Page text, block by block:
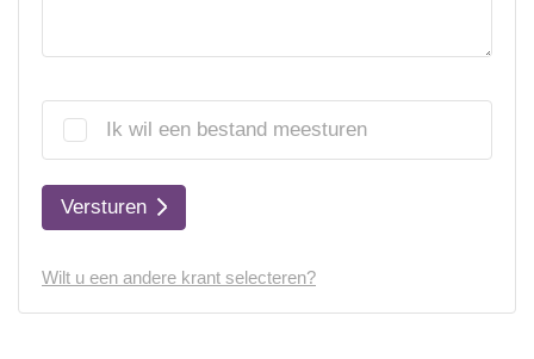
Ik wil een bestand meesturen
Versturen
Wilt u een andere krant selecteren?